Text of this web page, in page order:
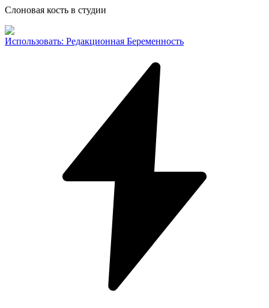
Слоновая кость в студии
Использовать: Редакционная Беременность